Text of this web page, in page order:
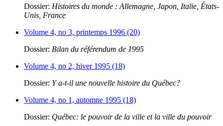
Dossier: Histoires du monde : Allemagne, Japon, Italie, États-
Unis, France
Volume 4, no 3, printemps 1996 (20)
Dossier: Bilan du référendum de 1995
Volume 4, no 2, hiver 1995 (18)
Dossier: Y a-t-il une nouvelle histoire du Québec?
Volume 4, no 1, automne 1995 (18)
Dossier: Québec: le pouvoir de la ville et la ville du pouvoir